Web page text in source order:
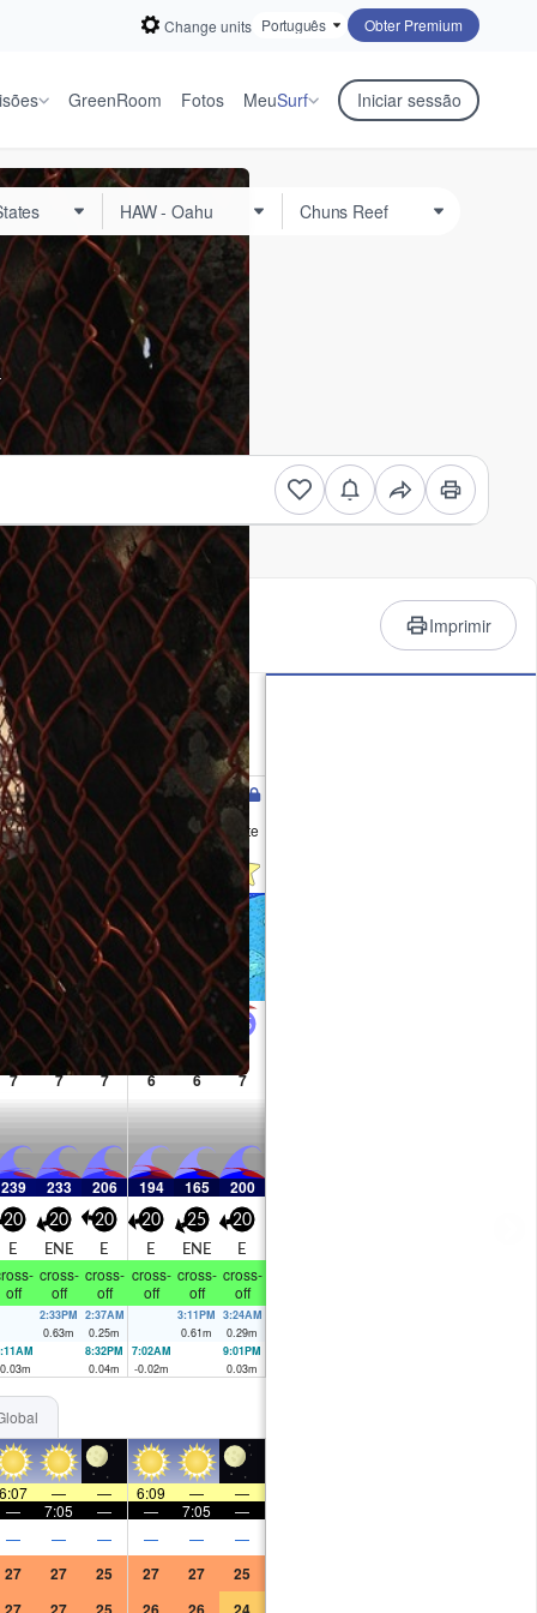
Change units Obter Premium
GreenRoom Fotos MeuSurf Iniciar sessão
anúncios
Imprimir
(máx. 27°C na Segunda de
Terça à noite). o vento será
Terça-feira
11
Quarta-feira
12
tarde noite manhã tarde noite
1 1 1
1.5
7
1.5
E
7
1.5
E
7
1.5
E
6
1.4
ENE
6
1.5
E
7
239 233 206 194 165 200
20
E
20
ENE
20
E
20
E
25
ENE
20
E
off
cross-
off
cross-
off
cross-
off
cross-
off
cross-
off
2:33PM
0.63m
2:37AM
0.25m
3:11PM
0.61m
3:24AM
0.29m
m
8:32PM
0.04m
7:02AM
-0.02m
9:01PM
0.03m
6:07 — — 6:09 —
—
— 7:05 — — 7:05 —
— — — — — —
27 27 25 27 27 25